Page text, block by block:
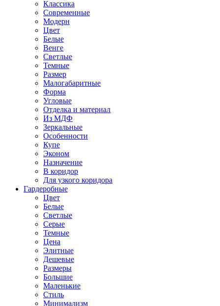
Классика
Современные
Модерн
Цвет
Белые
Венге
Светлые
Темные
Размер
Малогабаритные
Форма
Угловые
Отделка и материал
Из МДФ
Зеркальные
Особенности
Купе
Эконом
Назначение
В коридор
Для узкого коридора
Гардеробные
Цвет
Белые
Светлые
Серые
Темные
Цена
Элитные
Дешевые
Размеры
Большие
Маленькие
Стиль
Минимализм